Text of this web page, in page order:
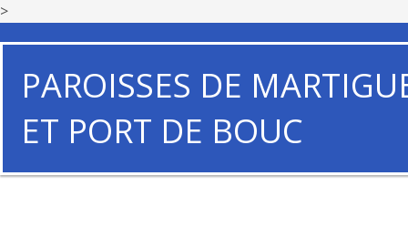
>
PAROISSES DE
ET PORT DE BOUC